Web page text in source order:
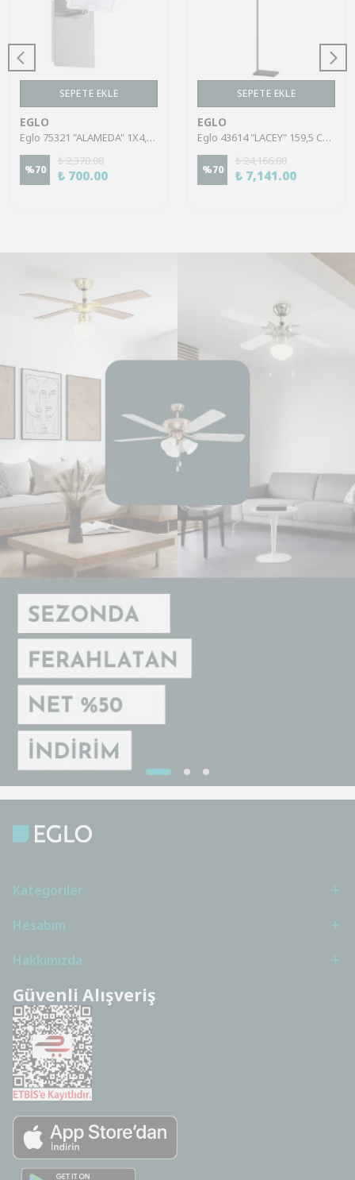
SEPETE EKLE
EGLO
Eglo 75321 "ALAMEDA" 1X4,5W Çelik Nikel Mat Sıva Üstü Spot
%70
₺ 2,370.00
₺ 700.00
SEPETE EKLE
EGLO
Eglo 43614 "LACEY" 159,5 Cm Yüksekliğinde Çelik, Ahşap Köşe Lambası Lambader
%70
₺ 24,166.00
₺ 7,141.00
Kategoriler
Hesabım
Hakkımızda
Güvenli Alışveriş